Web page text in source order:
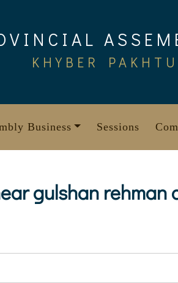
KHYBER
Business Sessions
gulshan rehman